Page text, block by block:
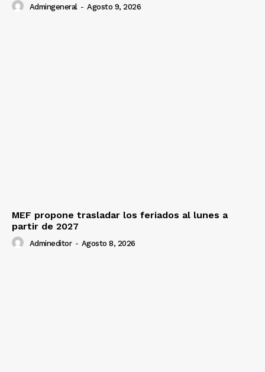
Admingeneral - Agosto 9, 2026
MEF propone trasladar los feriados al lunes a
partir de 2027
Admineditor - Agosto 8, 2026